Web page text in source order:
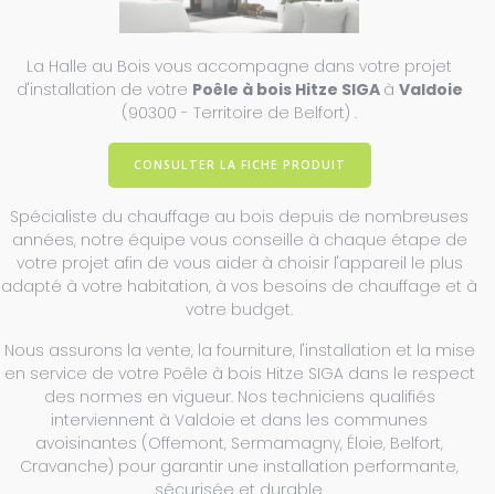
La Halle au Bois vous accompagne dans votre projet
d'installation de votre Poêle à bois Hitze SIGA à Valdoie
(90300 - Territoire de Belfort) .
CONSULTER LA FICHE PRODUIT
Spécialiste du chauffage au bois depuis de nombreuses
années, notre équipe vous conseille à chaque étape de
votre projet afin de vous aider à choisir l'appareil le plus
adapté à votre habitation, à vos besoins de chauffage et à
votre budget.
Nous assurons la vente, la fourniture, l'installation et la mise
en service de votre Poêle à bois Hitze SIGA dans le respect
des normes en vigueur. Nos techniciens qualifiés
interviennent à Valdoie et dans les communes
avoisinantes (Offemont, Sermamagny, Éloie, Belfort,
Cravanche) pour garantir une installation performante,
sécurisée et durable.